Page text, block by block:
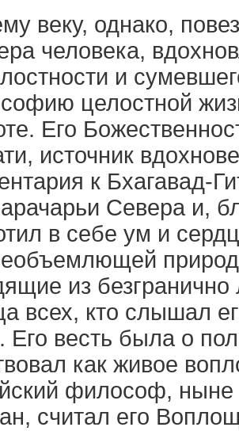
веку, однако,
человека,
и
целостной
Его
источник
к Бхагавад-
Севера и,
в себе ум и
из
всех, кто слышал
Его весть была о
как живое
философ, ныне
считал его